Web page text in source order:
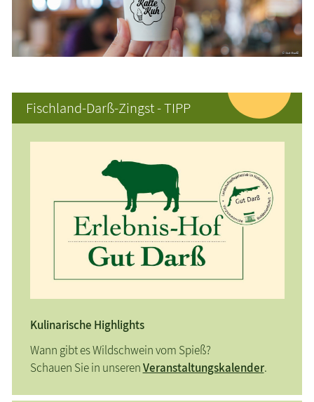
Fischland-Darß-Zingst - TIPP
Kulinarische Highlights
Wann gibt es Wildschwein vom Spieß?
Schauen Sie in unserenVeranstaltungskalender.